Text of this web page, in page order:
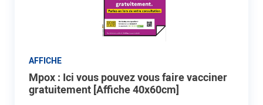
AFFICHE
Mpox : Ici vous pouvez vous faire vacciner
gratuitement [Affiche 40x60cm]